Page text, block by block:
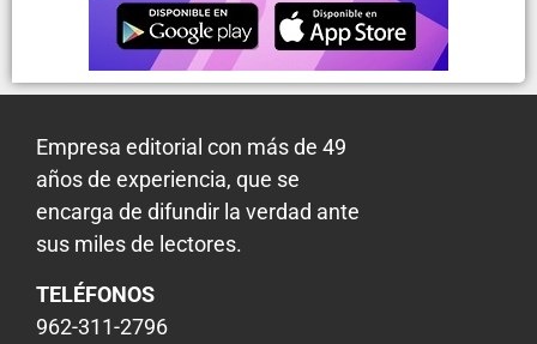
Empresa editorial con más de 49
años de experiencia, que se
encarga de difundir la verdad ante
sus miles de lectores.
TELÉFONOS
962-311-2796